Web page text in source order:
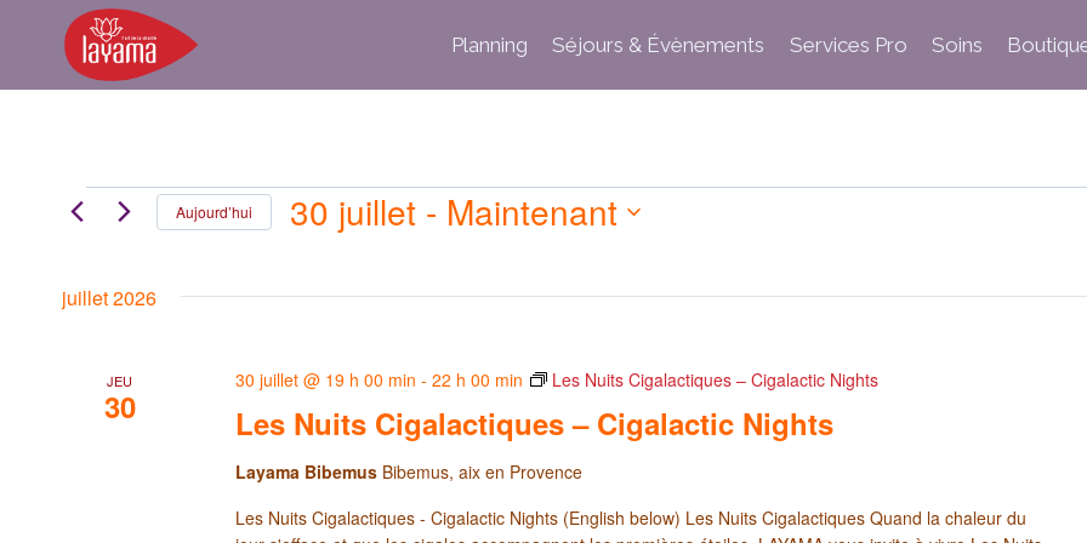
Planning Séjours & Évènements Services Pro Soins
Évènements
Aujourd’hui 30 juillet - Maintenant
juillet 2026
JEU
30 Les Nuits Cigalactiques – Cigalactic Nights
30 juillet @ 19 h 00 min -22 h 00 min Les Nuits Cigalactiques – Cigalactic Nights
Layama Bibemus Bibemus, aix en Provence
Les Nuits Cigalactiques - Cigalactic Nights (English below) Les Nuits Cigalactiques Quand la chaleur du